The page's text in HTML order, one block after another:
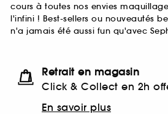
cours à toutes nos envies
l'infini ! Best-sellers ou nouveautés
n'a jamais été aussi fun qu'avec
Retrait en magasin
Click & Collect en 2h
En savoir plus